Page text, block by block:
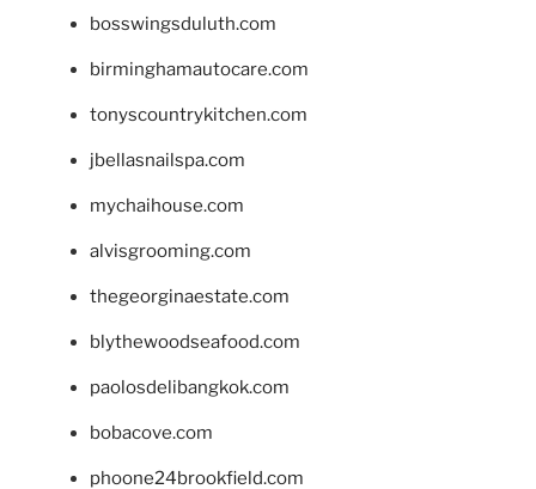
bosswingsduluth.com
birminghamautocare.com
tonyscountrykitchen.com
jbellasnailspa.com
mychaihouse.com
alvisgrooming.com
thegeorginaestate.com
blythewoodseafood.com
paolosdelibangkok.com
bobacove.com
phoone24brookfield.com